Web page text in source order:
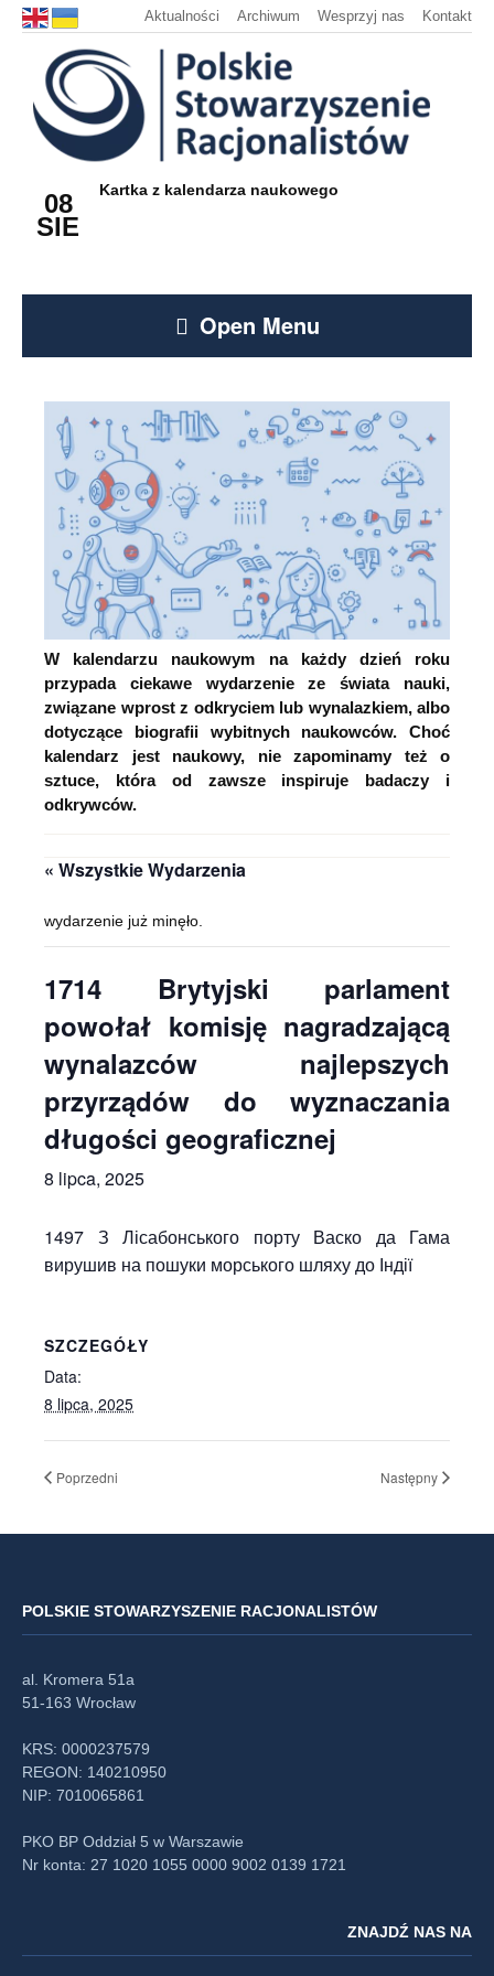
Aktualności Archiwum Wesprzyj nas Kontakt
08
SIE
Kartka z kalendarza naukowego
Open Menu
W kalendarzu naukowym na każdy dzień roku
przypada ciekawe wydarzenie ze świata nauki,
związane wprost z odkryciem lub wynalazkiem, albo
dotyczące biografii wybitnych naukowców. Choć
kalendarz jest naukowy, nie zapominamy też o
sztuce, która od zawsze inspiruje badaczy i
odkrywców.
« Wszystkie Wydarzenia
wydarzenie już minęło.
1714 Brytyjski parlament
powołał komisję nagradzającą
wynalazców najlepszych
przyrządów do wyznaczania
długości geograficznej
8 lipca, 2025
1497 З Лісабонського порту Васко да Гама
вирушив на пошуки морського шляху до Індії
SZCZEGÓŁY
Data:
8 lipca, 2025
Poprzedni Następny
POLSKIE STOWARZYSZENIE RACJONALISTÓW
al. Kromera 51a
51-163 Wrocław
KRS: 0000237579
REGON: 140210950
NIP: 7010065861
PKO BP Oddział 5 w Warszawie
Nr konta: 27 1020 1055 0000 9002 0139 1721
ZNAJDŹ NAS NA